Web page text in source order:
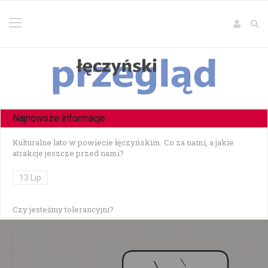
Najnowsze informacje
Kulturalne lato w powiecie łęczyńskim. Co za nami, a jakie
atrakcje jeszcze przed nami?
13 Lip
Czy jesteśmy tolerancyjni?
Czołowe zderzenie w Zezulinie Niższym — 19-latek stracił